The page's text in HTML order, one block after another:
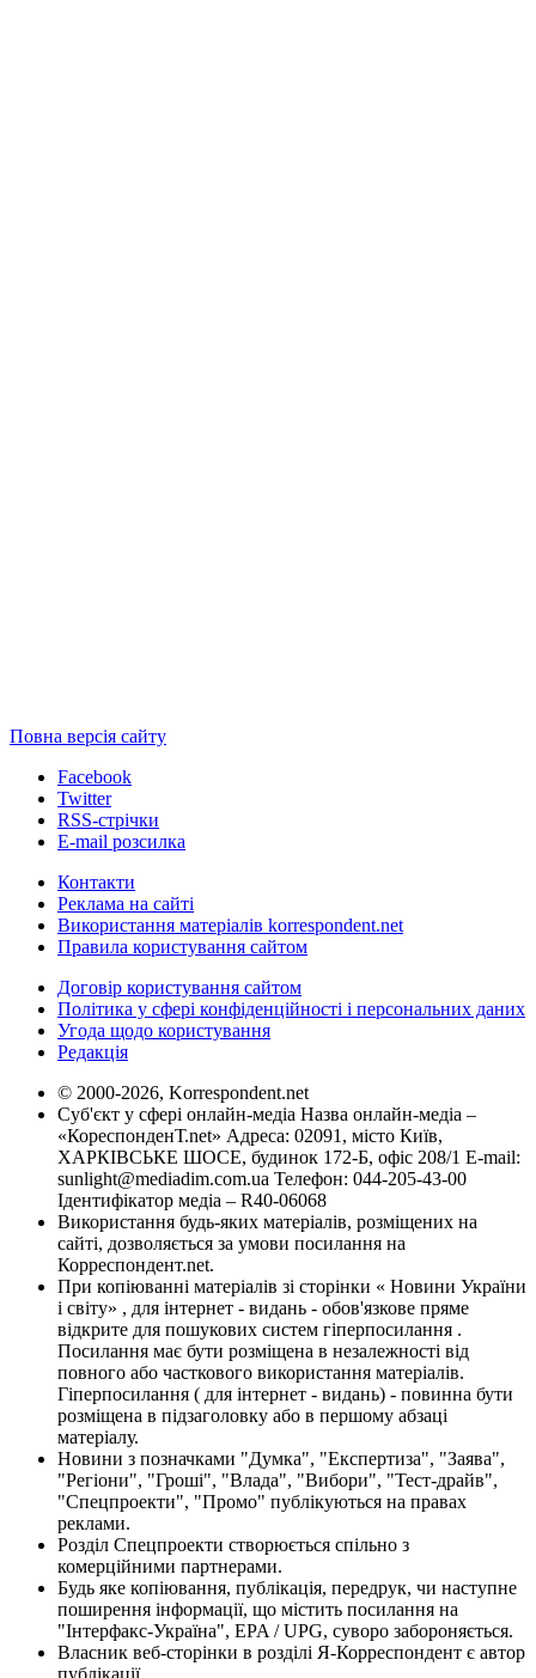
Повна версія сайту
Facebook
Twitter
RSS-стрічки
E-mail розсилка
Контакти
Реклама на сайті
Використання матеріалів korrespondent.net
Правила користування сайтом
Договір користування сайтом
Політика у сфері конфіденційності і персональних даних
Угода щодо користування
Редакція
© 2000-2026, Korrespondent.net
Суб'єкт у сфері онлайн-медіа Назва онлайн-медіа –
«КореспонденТ.net» Адреса: 02091, місто Київ,
ХАРКІВСЬКЕ ШОСЕ, будинок 172-Б, офіс 208/1 E-mail:
sunlight@mediadim.com.ua Телефон: 044-205-43-00
Ідентифікатор медіа – R40-06068
Використання будь-яких матеріалів, розміщених на
сайті, дозволяється за умови посилання на
Корреспондент.net.
При копіюванні матеріалів зі сторінки « Новини України
і світу» , для інтернет - видань - обов'язкове пряме
відкрите для пошукових систем гіперпосилання .
Посилання має бути розміщена в незалежності від
повного або часткового використання матеріалів.
Гіперпосилання ( для інтернет - видань) - повинна бути
розміщена в підзаголовку або в першому абзаці
матеріалу.
Новини з позначками "Думка", "Експертиза", "Заява",
"Регіони", "Гроші", "Влада", "Вибори", "Тест-драйв",
"Спецпроекти", "Промо" публікуються на правах
реклами.
Розділ Спецпроекти створюється спільно з
комерційними партнерами.
Будь яке копіювання, публікація, передрук, чи наступне
поширення інформації, що містить посилання на
"Інтерфакс-Україна", EPA / UPG, суворо забороняється.
Власник веб-сторінки в розділі Я-Корреспондент є автор
публікації.